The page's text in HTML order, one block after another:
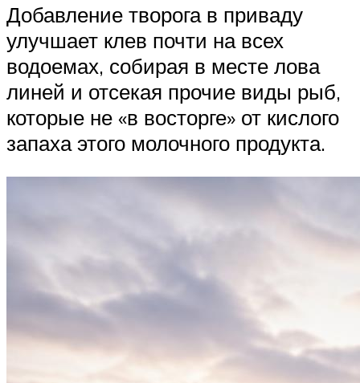
Добавление творога в приваду
улучшает клев почти на всех
водоемах, собирая в месте лова
линей и отсекая прочие виды рыб,
которые не «в восторге» от кислого
запаха этого молочного продукта.